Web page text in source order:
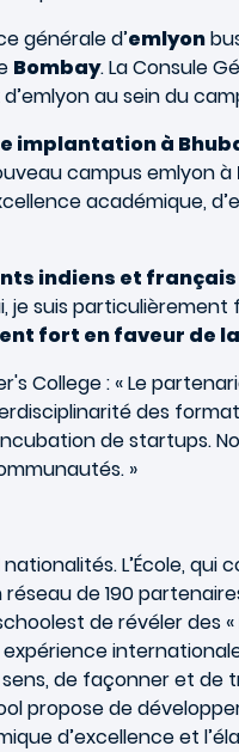
générale d’emlyon
Bombay. La Consule
au sein du
implantation à
campus emlyon à
académique,
indiens et français
suis
fort en faveur de
College : « Le
des
de startups.
»
L’École,
réseau de 190
de révéler des
expérience
de façonner et de
propose de
d’excellence et